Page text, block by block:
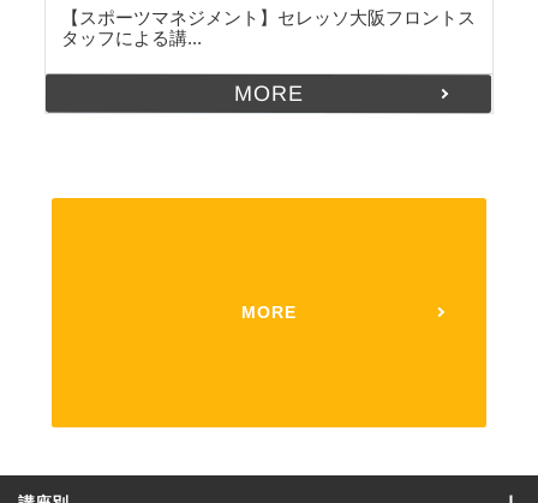
【スポーツマネジメント】セレッソ大阪フロントス
タッフによる講...
MORE
MORE